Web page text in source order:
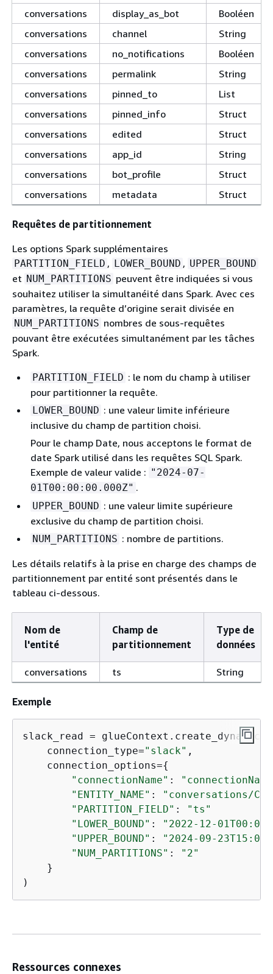
conversations display_as_bot
Booléen
conversations
channel
String
conversations
no_notifications
Booléen
conversations
permalink
String
conversations
pinned_to
List
conversations
pinned_info
Struct
conversations
edited
Struct
conversations
app_id
String
conversations
bot_profile
Struct
conversations
metadata Struct
Requêtes de partitionnement
Les options Spark supplémentaires
PARTITION_FIELD , LOWER_BOUND , UPPER_BOUND
et NUM_PARTITIONS peuvent être indiquées si vous
souhaitez utiliser la simultanéité dans Spark. Avec ces
paramètres, la requête d’origine serait divisée en
NUM_PARTITIONS nombres de sous-requêtes
pouvant être exécutées simultanément par les tâches
Spark.
PARTITION_FIELD : le nom du champ à utiliser
pour partitionner la requête.
LOWER_BOUND : une valeur limite inférieure
inclusive du champ de partition choisi.
Pour le champ Date, nous acceptons le format de
date Spark utilisé dans les requêtes SQL Spark.
Exemple de valeur valide : "2024-07-
01T00:00:00.000Z" .
UPPER_BOUND : une valeur limite supérieure
exclusive du champ de partition choisi.
NUM_PARTITIONS : nombre de partitions.
Les détails relatifs à la prise en charge des champs de
partitionnement par entité sont présentés dans le
tableau ci-dessous.
Nom de
l'entité
Champ de
partitionnement
Type de
données
conversations ts String
Exemple
slack_read =
    connection_type=
"slack" ,
    connection_options=
{
"connectionName" :
"ENTITY_NAME" :
"conversations/
"PARTITION_FIELD" :
"ts"
"LOWER_BOUND" :
"2022-12-
"UPPER_BOUND" :
"2024-09-
"NUM_PARTITIONS" :
"2"
    }
)
Ressources connexes